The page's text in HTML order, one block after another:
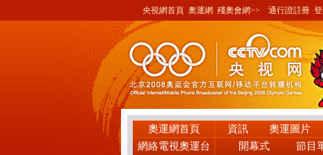
央視網首頁 奧運網 殘奧會網>> 通行證註冊
奧運網首頁 資訊 奧運圖片
網絡電視奧運台
開幕式 節目